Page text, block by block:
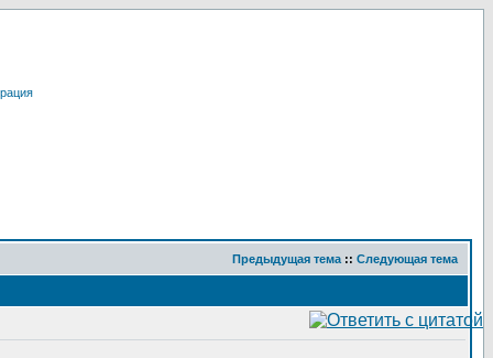
Предыдущая тема :: Следующая тема